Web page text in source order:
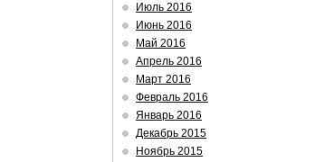
Июль 2016
Июнь 2016
Май 2016
Апрель 2016
Март 2016
Февраль 2016
Январь 2016
Декабрь 2015
Ноябрь 2015